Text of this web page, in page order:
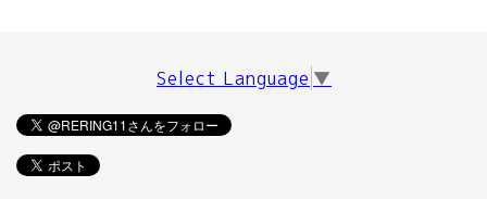
Select Language ▼